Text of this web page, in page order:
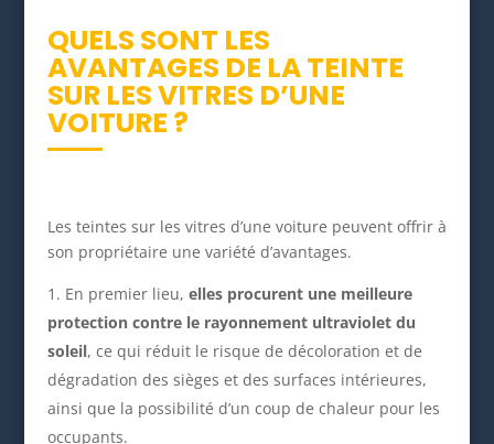
QUELS SONT LES
AVANTAGES DE LA TEINTE
SUR LES VITRES D’UNE
VOITURE ?
Les teintes sur les vitres d’une voiture peuvent offrir à
son propriétaire une variété d’avantages.
En premier lieu, elles procurent une meilleure
protection contre le rayonnement ultraviolet du
soleil, ce qui réduit le risque de décoloration et de
dégradation des sièges et des surfaces intérieures,
ainsi que la possibilité d’un coup de chaleur pour les
occupants.